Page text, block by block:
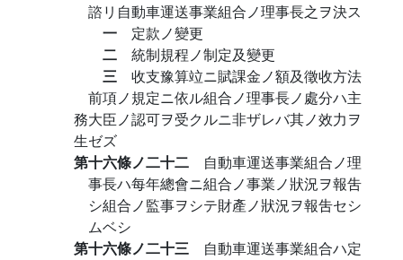
諮リ自動車運送事業組合ノ理事長之ヲ決ス
一 定款ノ變更
二 統制規程ノ制定及變更
三 收支豫算竝ニ賦課金ノ額及徵收方法
前項ノ規定ニ依ル組合ノ理事長ノ處分ハ主
務大臣ノ認可ヲ受クルニ非ザレバ其ノ效力ヲ
生ゼズ
第十六條ノ二十二 自動車運送事業組合ノ理
事長ハ每年總會ニ組合ノ事業ノ狀況ヲ報吿
シ組合ノ監事ヲシテ財產ノ狀況ヲ報吿セシ
ムベシ
第十六條ノ二十三 自動車運送事業組合ハ定